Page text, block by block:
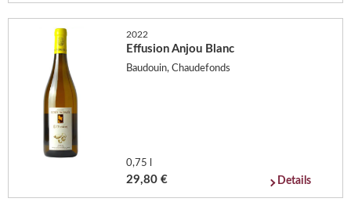
2022
Effusion Anjou Blanc
Baudouin, Chaudefonds
0,75 l
29,80 € Details